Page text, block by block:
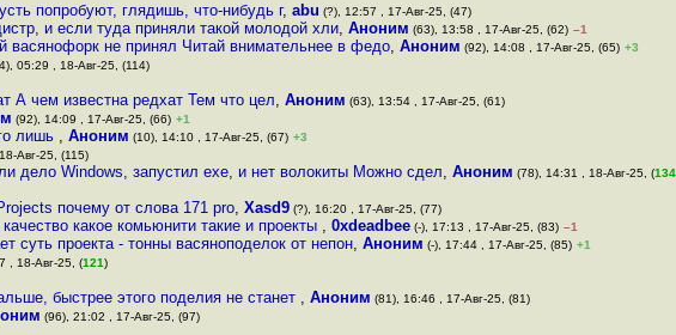
попробуют, глядишь, что-нибудь г, abu (?), 12:57 , 17-Авг-25, (47)
и если туда приняли такой молодой хли, Аноним (63), 13:58 , 17-Авг-25, (62) –1
васянофорк не принял Читай внимательнее в федо, Аноним (92), 14:08 , 17-Авг-25, (65) +3
05:29 , 18-Авг-25, (114)
А чем известна редхат Тем что цел, Аноним (63), 13:54 , 17-Авг-25, (61)
(92), 14:09 , 17-Авг-25, (66) +1
лишь , Аноним (10), 14:10 , 17-Авг-25, (67) +3
Авг-25, (115)
дело Windows, запустил exe, и нет волокиты Можно сдел, Аноним (78), 14:31 , 18-Авг-25, (134
почему от слова 171 pro, Xasd9 (?), 16:20 , 17-Авг-25, (77)
какое комьюнити такие и проекты , 0xdeadbee (-), 17:13 , 17-Авг-25, (83) –1
суть проекта - тонны васяноподелок от непон, Аноним (-), 17:44 , 17-Авг-25, (85) +1
, 18-Авг-25, (121)
быстрее этого поделия не станет , Аноним (81), 16:46 , 17-Авг-25, (81)
(96), 21:02 , 17-Авг-25, (97)